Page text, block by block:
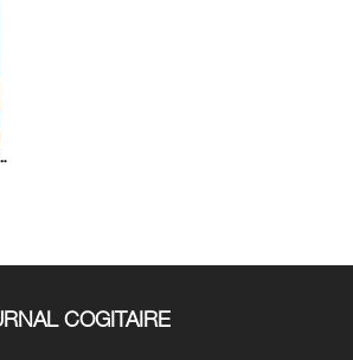
COGITAIRE